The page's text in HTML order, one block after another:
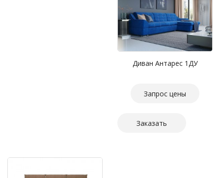
Диван Антарес 1ДУ
Запрос цены
Заказать